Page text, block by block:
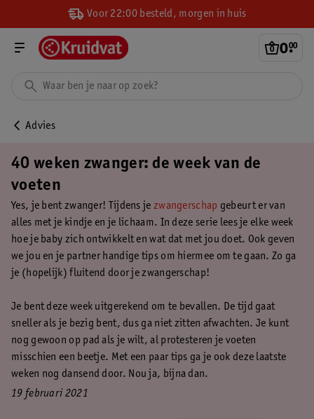
Voor 22:00 besteld, morgen in huis
0.
00
Advies
40 weken zwanger: de week van de
voeten
Yes, je bent zwanger! Tijdens je zwangerschap gebeurt er van
alles met je kindje en je lichaam. In deze serie lees je elke week
hoe je baby zich ontwikkelt en wat dat met jou doet. Ook geven
we jou en je partner handige tips om hiermee om te gaan. Zo ga
je (hopelijk) fluitend door je zwangerschap!
Je bent deze week uitgerekend om te bevallen. De tijd gaat
sneller als je bezig bent, dus ga niet zitten afwachten. Je kunt
nog gewoon op pad als je wilt, al protesteren je voeten
misschien een beetje. Met een paar tips ga je ook deze laatste
weken nog dansend door. Nou ja, bijna dan.
19 februari 2021